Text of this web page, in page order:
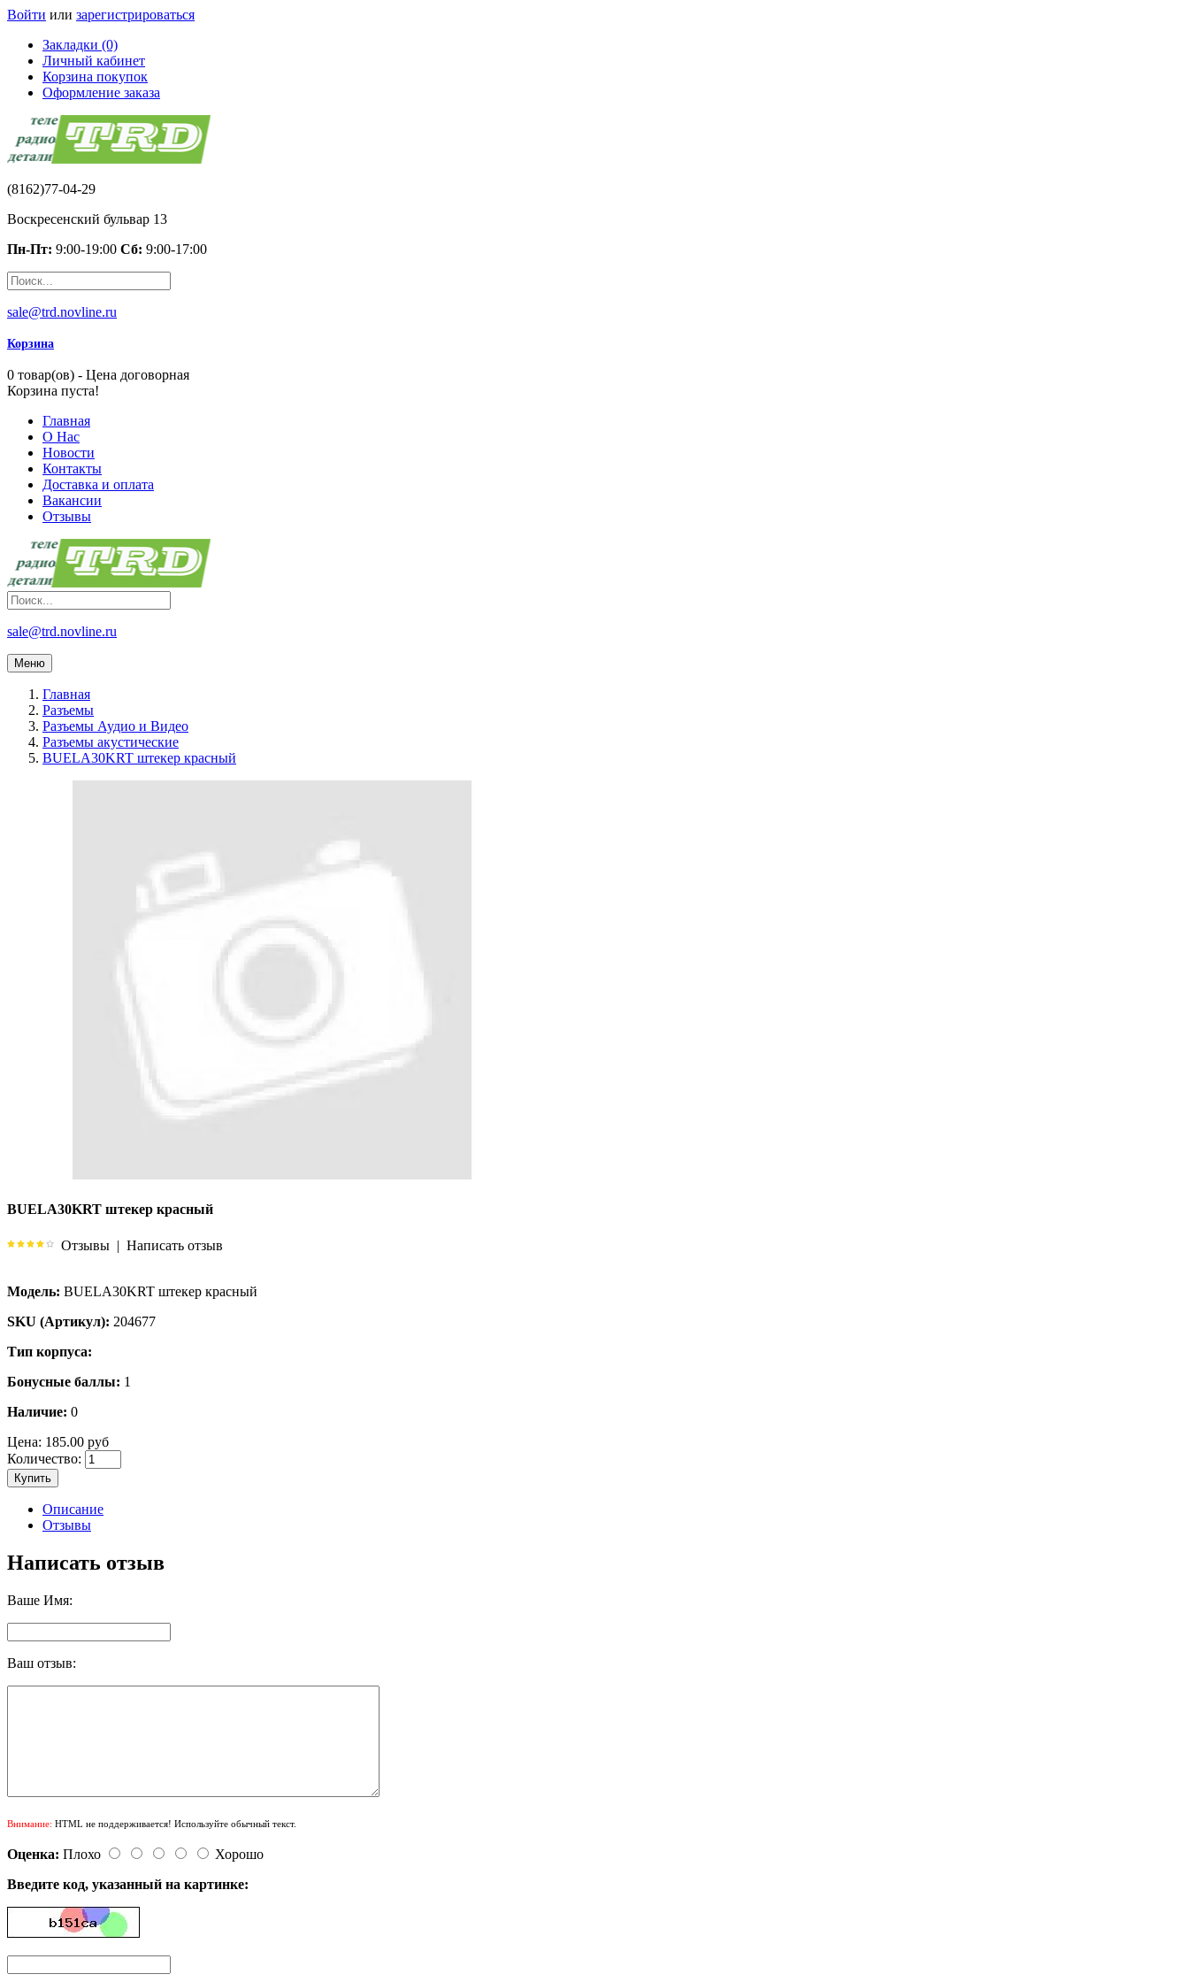
Войти или зарегистрироваться
Закладки (0)
Личный кабинет
Корзина покупок
Оформление заказа
(8162)77-04-29
Воскресенский бульвар 13
Пн-Пт: 9:00-19:00 Сб: 9:00-17:00
sale@trd.novline.ru
Корзина
0 товар(ов) - Цена договорная
Корзина пуста!
Главная
О Нас
Новости
Контакты
Доставка и оплата
Вакансии
Отзывы
sale@trd.novline.ru
Меню
Главная
Разъемы
Разъемы Аудио и Видео
Разъемы акустические
BUELA30KRT штекер красный
BUELA30KRT штекер красный
Отзывы | Написать отзыв
Модель: BUELA30KRT штекер красный
SKU (Артикул): 204677
Тип корпуса:
Бонусные баллы: 1
Наличие: 0
Цена: 185.00 руб
Количество:
Купить
Описание
Отзывы
Написать отзыв
Ваше Имя:
Ваш отзыв:
Внимание: HTML не поддерживается! Используйте обычный текст.
Оценка: Плохо
Хорошо
Введите код, указанный на картинке: